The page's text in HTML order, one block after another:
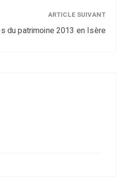
ARTICLE SUIVANT
du patrimoine 2013 en Isère